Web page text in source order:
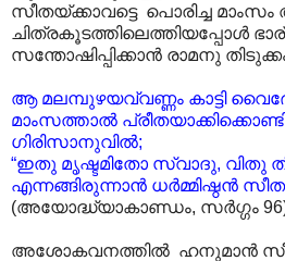
സീതയ്ക്കാവട്ടെ പൊരിച്ച
ചിത്രകൂടത്തിലെത്തിയപ്പോൾ
സന്തോഷിപ്പിക്കാൻ രാമനു
ആ മലമ്പുഴയവ്വണ്ണം കാട്ടി
മാംസത്താൽ
ഗിരിസാനുവിൽ;
“ഇതു മൃഷ്ടമിതോ സ്വാദു, വിതു
എന്നങ്ങിരുന്നാൻ ധർമ്മിഷ്ഠൻ
(അയോദ്ധ്യാകാണ്ഡം, സർഗ്ഗം
അശോകവനത്തിൽ ഹനുമാൻ